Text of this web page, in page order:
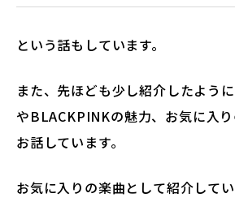
という話もしています。
また、先ほども少し紹介したよう
やBLACKPINKの魅力、お気に入
お話しています。
お気に入りの楽曲として紹介して